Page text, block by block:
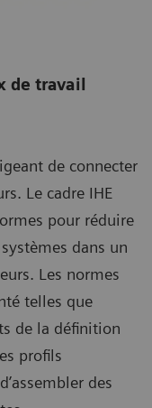
de travail
de connecter
Le cadre IHE
pour réduire
dans un
Les normes
telles que
de la définition
profils
des